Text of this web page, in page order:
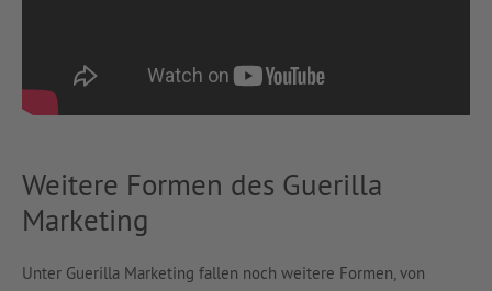
Weitere Formen des Guerilla
Marketing
Unter Guerilla Marketing fallen noch weitere Formen, von